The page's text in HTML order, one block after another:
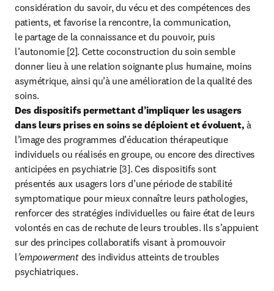
considération du savoir, du vécu et des compétences des
patients, et favorise la rencontre, la communication,
le partage de la connaissance et du pouvoir, puis
l’autonomie [2]. Cette coconstruction du soin semble
donner lieu à une relation soignante plus humaine, moins
asymétrique, ainsi qu’à une amélioration de la qualité des
Des dispositifs permettant d’impliquer les usagers
dans leurs prises en soins se déploient et évoluent, à
l’image des programmes d’éducation thérapeutique
individuels ou réalisés en groupe, ou encore des directives
anticipées en psychiatrie [3]. Ces dispositifs sont
présentés aux usagers lors d’une période de stabilité
symptomatique pour mieux connaître leurs pathologies,
renforcer des stratégies individuelles ou faire état de leurs
volontés en cas de rechute de leurs troubles. Ils s’appuient
sur des principes collaboratifs visant à promouvoir
l’empowerment des individus atteints de troubles
psychiatriques.